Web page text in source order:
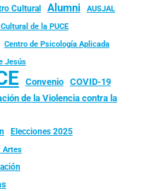
Cultural Alumni
AUSJAL
de la PUCE
Centro de Psicología Aplicada
Jesús
Convenio
COVID-19
de la Violencia contra la
Elecciones 2025
Artes